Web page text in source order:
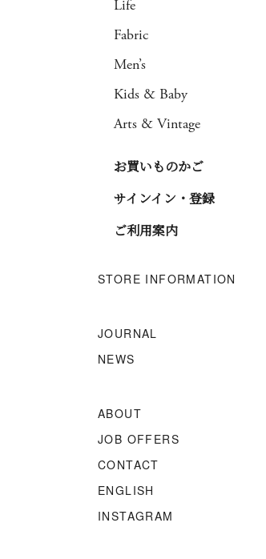
Life
Fabric
Men’s
Kids & Baby
Arts & Vintage
お買いものかご
サインイン・登録
ご利用案内
STORE INFORMATION
JOURNAL
NEWS
ABOUT
JOB OFFERS
CONTACT
ENGLISH
INSTAGRAM